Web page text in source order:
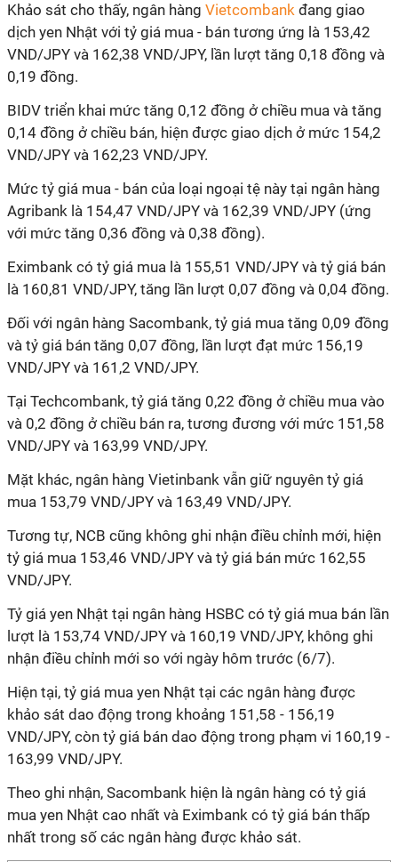
Khảo sát cho thấy, ngân hàng Vietcombank đang giao
dịch yen Nhật với tỷ giá mua - bán tương ứng là 153,42
VND/JPY và 162,38 VND/JPY, lần lượt tăng 0,18 đồng và
0,19 đồng.
BIDV triển khai mức tăng 0,12 đồng ở chiều mua và tăng
0,14 đồng ở chiều bán, hiện được giao dịch ở mức 154,2
VND/JPY và 162,23 VND/JPY.
Mức tỷ giá mua - bán của loại ngoại tệ này tại ngân hàng
Agribank là 154,47 VND/JPY và 162,39 VND/JPY (ứng
với mức tăng 0,36 đồng và 0,38 đồng).
Eximbank có tỷ giá mua là 155,51 VND/JPY và tỷ giá bán
là 160,81 VND/JPY, tăng lần lượt 0,07 đồng và 0,04 đồng.
Đối với ngân hàng Sacombank, tỷ giá mua tăng 0,09 đồng
và tỷ giá bán tăng 0,07 đồng, lần lượt đạt mức 156,19
VND/JPY và 161,2 VND/JPY.
Tại Techcombank, tỷ giá tăng 0,22 đồng ở chiều mua vào
và 0,2 đồng ở chiều bán ra, tương đương với mức 151,58
VND/JPY và 163,99 VND/JPY.
Mặt khác, ngân hàng Vietinbank vẫn giữ nguyên tỷ giá
mua 153,79 VND/JPY và 163,49 VND/JPY.
Tương tự, NCB cũng không ghi nhận điều chỉnh mới, hiện
tỷ giá mua 153,46 VND/JPY và tỷ giá bán mức 162,55
VND/JPY.
Tỷ giá yen Nhật tại ngân hàng HSBC có tỷ giá mua bán lần
lượt là 153,74 VND/JPY và 160,19 VND/JPY, không ghi
nhận điều chỉnh mới so với ngày hôm trước (6/7).
Hiện tại, tỷ giá mua yen Nhật tại các ngân hàng được
khảo sát dao động trong khoảng 151,58 - 156,19
VND/JPY, còn tỷ giá bán dao động trong phạm vi 160,19 -
163,99 VND/JPY.
Theo ghi nhận, Sacombank hiện là ngân hàng có tỷ giá
mua yen Nhật cao nhất và Eximbank có tỷ giá bán thấp
nhất trong số các ngân hàng được khảo sát.